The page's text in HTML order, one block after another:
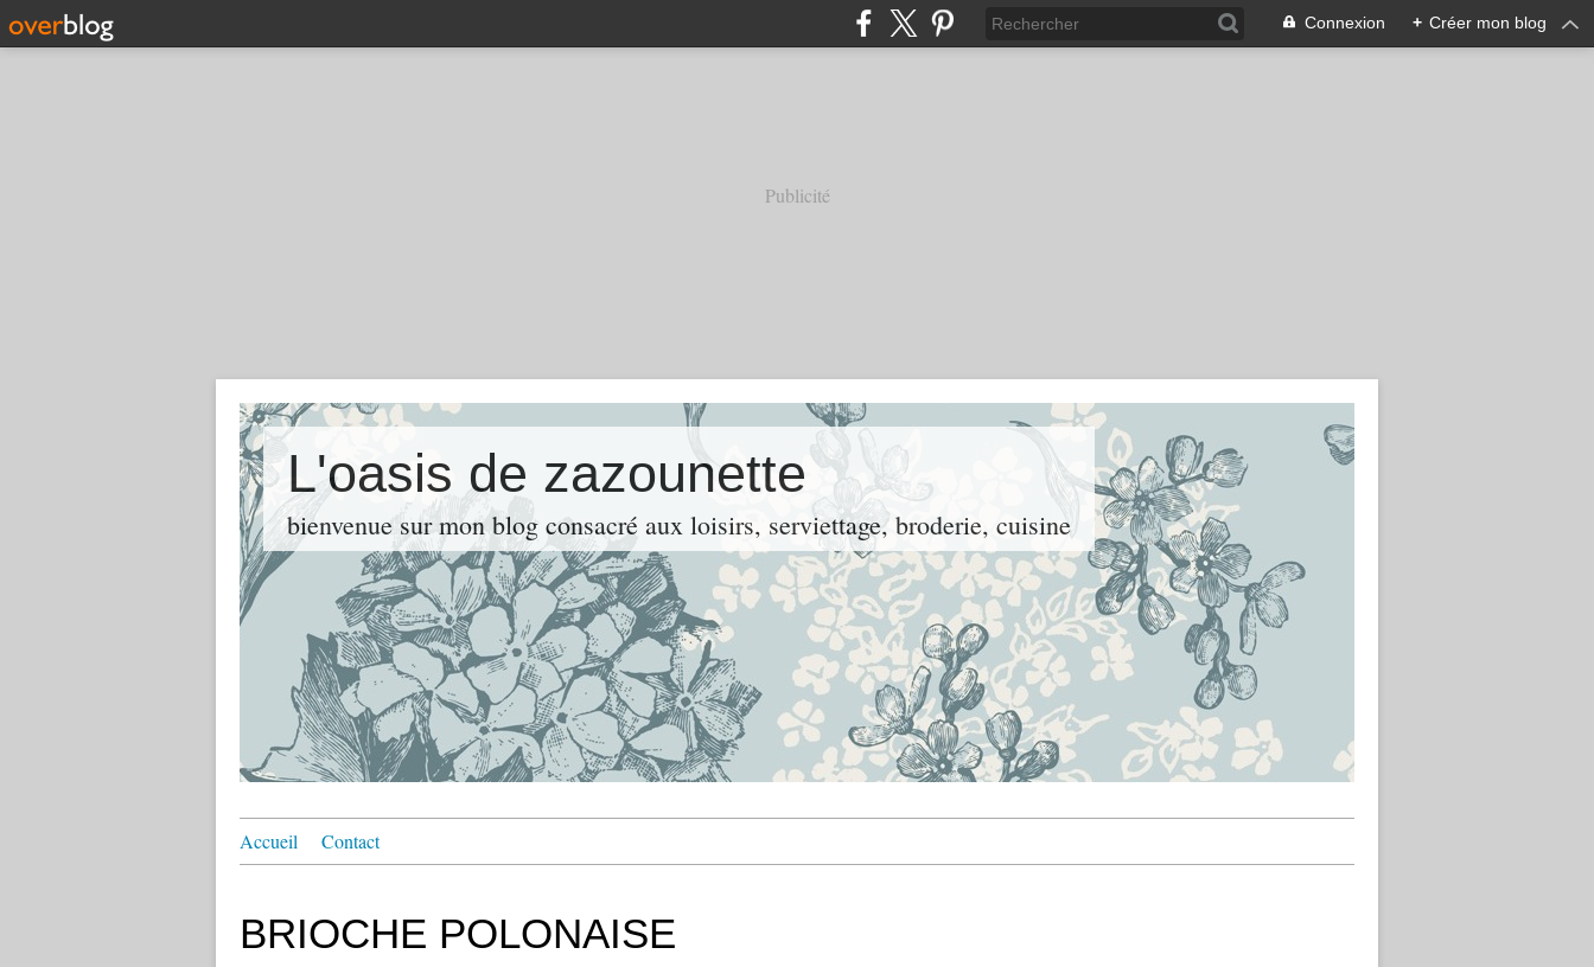
Connexion + Créer mon blog
Publicité
L'oasis de zazounette
bienvenue sur mon blog consacré aux loisirs, serviettage, broderie, cuisine
Accueil Contact
BRIOCHE POLONAISE